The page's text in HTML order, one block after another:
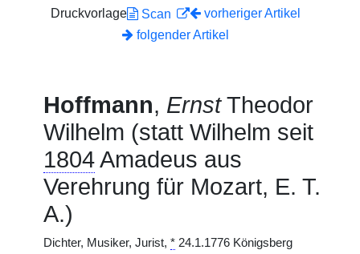
Druckvorlage
Scan
vorheriger Artikel
folgender Artikel
Hoffmann, ErnstTheodor
Wilhelm (statt Wilhelm seit
1804Amadeus aus
Verehrung für Mozart, E. T.
A.)
Dichter, Musiker, Jurist, * 24.1.1776 Königsberg